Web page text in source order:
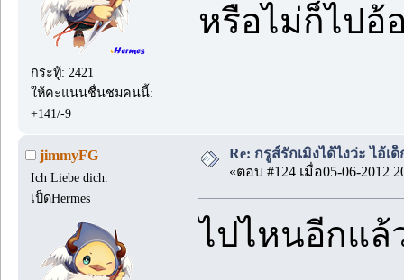
กระทู้: 2421
ให้คะแนนชื่นชมคนนี้:
+141/-9
หรือไม่ก็ไปอ้
jimmyFG
Ich Liebe dich.
เป็ดHermes
Re: กรูส์รักเมิงได้ไงว่ะ ไอ้
«ตอบ #124 เมื่อ05-06-2012
ไปไหนอีกแล้